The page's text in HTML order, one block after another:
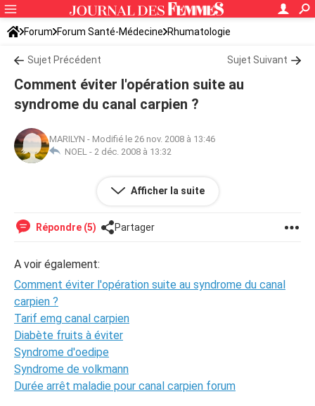
Forum Forum Santé-Médecine Rhumatologie
Sujet Précédent Sujet Suivant
Comment éviter l'opération suite au
syndrome du canal carpien ?
MARILYN - Modifié le 26 nov. 2008 à 13:46
NOEL - 2 déc. 2008 à 13:32
Bonjour. Comment éviter l'opération suite au syndrome du
canal carpien ? Merci.
Afficher la suite
Répondre (5) Partager
A voir également:
Comment éviter l'opération suite au syndrome du canal
carpien ?
Tarif emg canal carpien
Diabète fruits à éviter
Syndrome d'oedipe
Syndrome de volkmann
Durée arrêt maladie pour canal carpien forum